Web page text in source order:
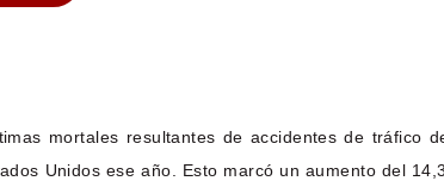
mortales resultantes de accidentes de tráfico
Unidos ese año. Esto marcó un aumento del